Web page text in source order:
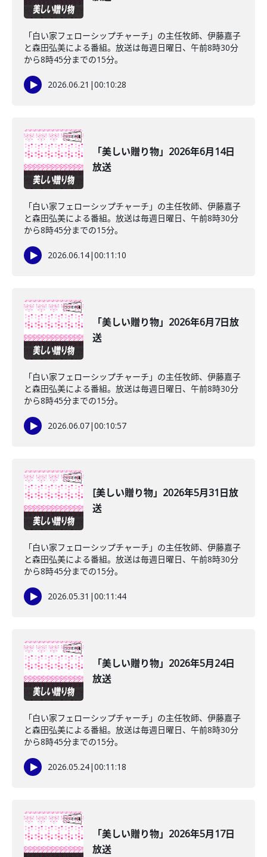
「白い家フェローシップチャーチ」の主任牧師、伊藤嘉子
と森田弘美による番組。放送は毎週日曜日、午前8時30分
から8時45分までの15分。
2026.06.21 |00:10:28
「美しい贈り物」2026年6月14日
放送
「白い家フェローシップチャーチ」の主任牧師、伊藤嘉子
と森田弘美による番組。放送は毎週日曜日、午前8時30分
から8時45分までの15分。
2026.06.14|00:11:10
「美しい贈り物」2026年6月7日放
送
「白い家フェローシップチャーチ」の主任牧師、伊藤嘉子
と森田弘美による番組。放送は毎週日曜日、午前8時30分
から8時45分までの15分。
2026.06.07|00:10:57
[美しい贈り物」2026年5月31日放
送
「白い家フェローシップチャーチ」の主任牧師、伊藤嘉子
と森田弘美による番組。放送は毎週日曜日、午前8時30分
から8時45分までの15分。
2026.05.31 |00:11:44
「美しい贈り物」2026年5月24日
放送
「白い家フェローシップチャーチ」の主任牧師、伊藤嘉子
と森田弘美による番組。放送は毎週日曜日、午前8時30分
から8時45分までの15分。
2026.05.24|00:11:18
「美しい贈り物」2026年5月17日
放送